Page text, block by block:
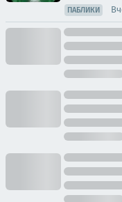
ПАБЛИКИ